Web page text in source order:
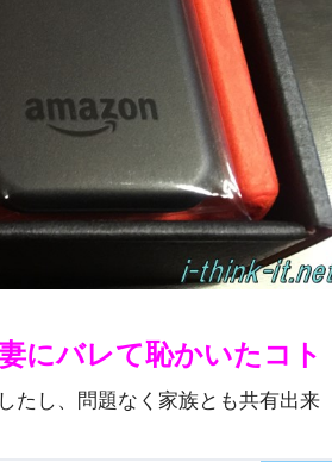
にバレて恥かいたコト
たし、問題なく家族とも共有出来